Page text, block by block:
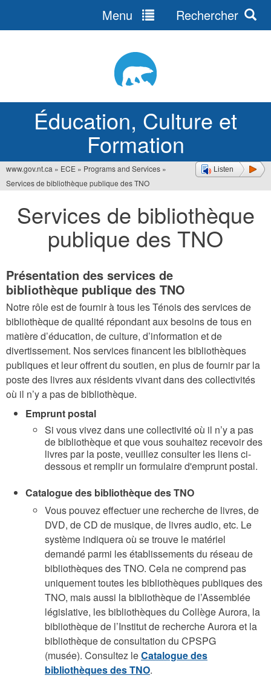
Éducation, Culture et
Formation
Menu Rechercher
Listen
Vous
êtes
ici
www.gov.nt.ca » ECE » Programs and Services »
Services de bibliothèque publique des TNO
Services de bibliothèque
publique des TNO
Présentation des services de
bibliothèque publique des TNO
Notre rôle est de fournir à tous les Ténois des services de
bibliothèque de qualité répondant aux besoins de tous en
matière d’éducation, de culture, d’information et de
divertissement. Nos services financent les bibliothèques
publiques et leur offrent du soutien, en plus de fournir par la
poste des livres aux résidents vivant dans des collectivités
où il n’y a pas de bibliothèque.
Emprunt postal
Si vous vivez dans une collectivité où il n’y a pas
de bibliothèque et que vous souhaitez recevoir des
livres par la poste, veuillez consulter les liens ci-
dessous et remplir un formulaire d'emprunt postal.
Catalogue des bibliothèque des TNO
Vous pouvez effectuer une recherche de livres, de
DVD, de CD de musique, de livres audio, etc. Le
système indiquera où se trouve le matériel
demandé parmi les établissements du réseau de
bibliothèques des TNO. Cela ne comprend pas
uniquement toutes les bibliothèques publiques des
TNO, mais aussi la bibliothèque de l’Assemblée
législative, les bibliothèques du Collège Aurora, la
bibliothèque de l’Institut de recherche Aurora et la
bibliothèque de consultation du CPSPG
(musée). Consultez leCatalogue des
bibliothèques des TNO.